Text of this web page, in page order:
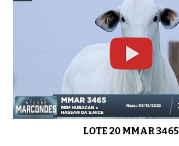
LOTE 20 MMAR 3465